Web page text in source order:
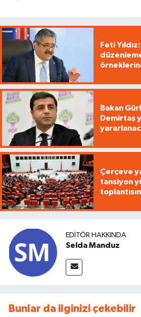
Feti
Bakan
Demirtaş
Çerçeve
tansiyon
EDITÖR HAKKINDA
Selda Manduz
Bunlar da ilginizi çekebilir